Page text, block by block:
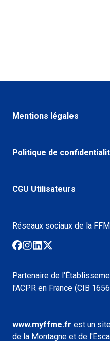
Mentions légales
Politique de
CGU Utilisateurs
Partenaire de
l'ACPR en France (CIB
www.myffme.fr est un
de la Montagne et de
Réseaux sociaux de la